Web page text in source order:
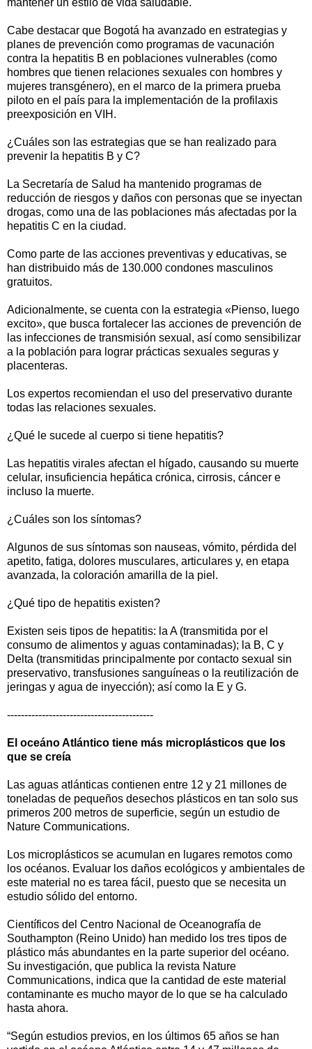
mantener un estilo de vida saludable.
Cabe destacar que Bogotá ha avanzado en estrategias y
planes de prevención como programas de vacunación
contra la hepatitis B en poblaciones vulnerables (como
hombres que tienen relaciones sexuales con hombres y
mujeres transgénero), en el marco de la primera prueba
piloto en el país para la implementación de la profilaxis
preexposición en VIH.
¿Cuáles son las estrategias que se han realizado para
prevenir la hepatitis B y C?
La Secretaría de Salud ha mantenido programas de
reducción de riesgos y daños con personas que se inyectan
drogas, como una de las poblaciones más afectadas por la
hepatitis C en la ciudad.
Como parte de las acciones preventivas y educativas, se
han distribuido más de 130.000 condones masculinos
gratuitos.
Adicionalmente, se cuenta con la estrategia «Pienso, luego
excito», que busca fortalecer las acciones de prevención de
las infecciones de transmisión sexual, así como sensibilizar
a la población para lograr prácticas sexuales seguras y
placenteras.
Los expertos recomiendan el uso del preservativo durante
todas las relaciones sexuales.
¿Qué le sucede al cuerpo si tiene hepatitis?
Las hepatitis virales afectan el hígado, causando su muerte
celular, insuficiencia hepática crónica, cirrosis, cáncer e
incluso la muerte.
¿Cuáles son los síntomas?
Algunos de sus síntomas son nauseas, vómito, pérdida del
apetito, fatiga, dolores musculares, articulares y, en etapa
avanzada, la coloración amarilla de la piel.
¿Qué tipo de hepatitis existen?
Existen seis tipos de hepatitis: la A (transmitida por el
consumo de alimentos y aguas contaminadas); la B, C y
Delta (transmitidas principalmente por contacto sexual sin
preservativo, transfusiones sanguíneas o la reutilización de
jeringas y agua de inyección); así como la E y G.
------------------------------------------
El oceáno Atlántico tiene más microplásticos que los
que se creía
Las aguas atlánticas contienen entre 12 y 21 millones de
toneladas de pequeños desechos plásticos en tan solo sus
primeros 200 metros de superficie, según un estudio de
Nature Communications.
Los microplásticos se acumulan en lugares remotos como
los océanos. Evaluar los daños ecológicos y ambientales de
este material no es tarea fácil, puesto que se necesita un
estudio sólido del entorno.
Científicos del Centro Nacional de Oceanografía de
Southampton (Reino Unido) han medido los tres tipos de
plástico más abundantes en la parte superior del océano.
Su investigación, que publica la revista Nature
Communications, indica que la cantidad de este material
contaminante es mucho mayor de lo que se ha calculado
hasta ahora.
“Según estudios previos, en los últimos 65 años se han